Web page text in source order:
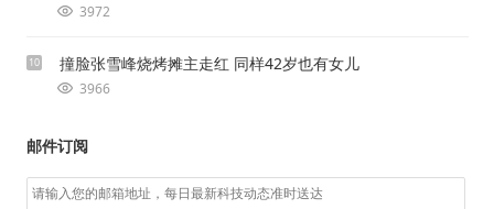
3972
10 撞脸张雪峰烧烤摊主走红 同样42岁也有女儿
3966
邮件订阅